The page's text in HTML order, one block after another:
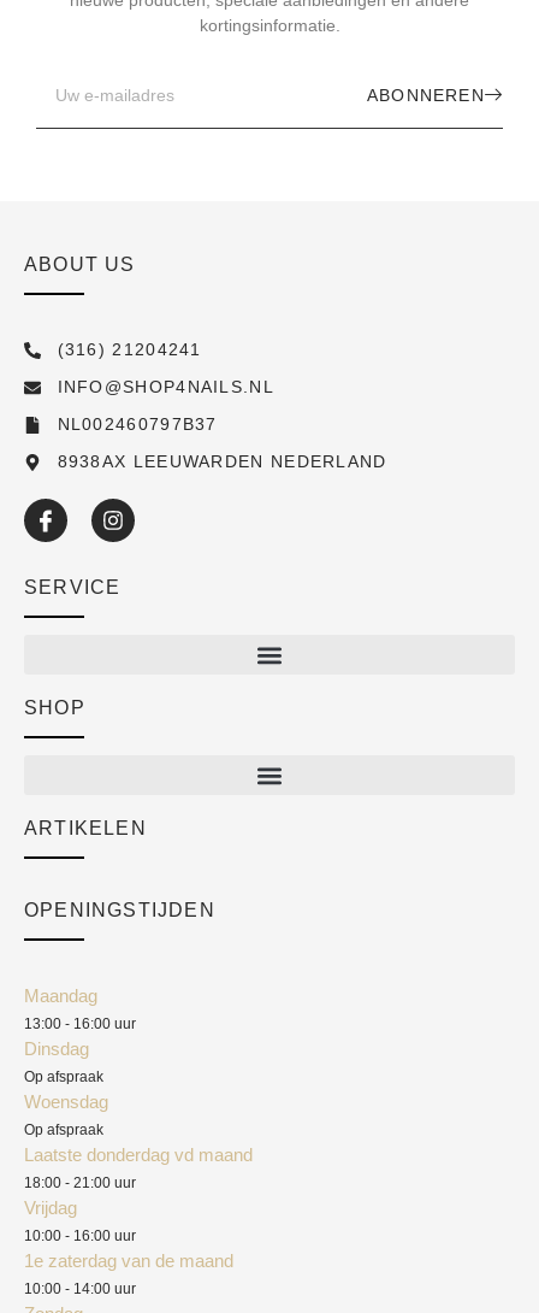
kortingsinformatie.
ABONNEREN
ABOUT US
(316) 21204241
INFO@SHOP4NAILS.NL
NL002460797B37
8938AX LEEUWARDEN NEDERLAND
SERVICE
Academy
SHOP
ARTIKELEN
OPENINGSTIJDEN
Maandag
13:00 - 16:00 uur
Dinsdag
Op afspraak
Woensdag
Op afspraak
Laatste donderdag vd maand
18:00 - 21:00 uur
Vrijdag
10:00 - 16:00 uur
1e zaterdag van de maand
10:00 - 14:00 uur